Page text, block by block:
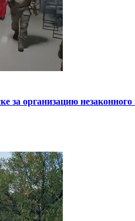
за организацию незаконного